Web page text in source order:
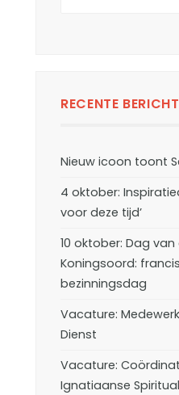
RECENTE
Nieuw icoon toont
4 oktober:
voor deze tijd’
10 oktober: Dag
Koningsoord:
bezinningsdag
Vacature:
Dienst
Vacature:
Ignatiaanse